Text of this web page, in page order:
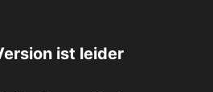
ist leider